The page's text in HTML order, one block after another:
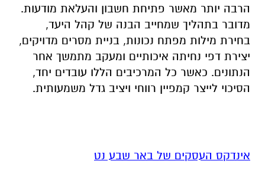
הרבה יותר מאשר פתיחת חשבון והעלאת מודעות.
מדובר בתהליך שמחייב הבנה של קהל היעד,
בחירת מילות מפתח נכונות, בניית מסרים מדויקים,
יצירת דפי נחיתה איכותיים ומעקב מתמשך אחר
הנתונים. כאשר כל המרכיבים הללו עובדים יחד,
הסיכוי לייצר קמפיין רווחי ויציב גדל משמעותית.
אינדקס העסקים של באר שבע נט